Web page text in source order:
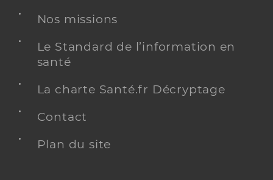
Nos missions
Le Standard de l’information en
santé
La charte Santé.fr Décryptage
Contact
Plan du site